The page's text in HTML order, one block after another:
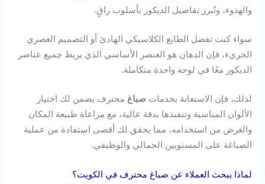
والهدوء، وتُبرز تفاصيل الديكور بأسلوب راقٍ.
سواء كنت تفضل الطابع الكلاسيكي الهادئ أو التصميم العصري
الجريء، فإن الدهان هو العنصر الأساسي الذي يربط جميع عناصر
الديكور معًا في لوحة واحدة متكاملة.
لذلك، فإن الاستعانة بخدمات صباغ محترف يضمن لك اختيار
الألوان المناسبة وتنفيذها بدقة عالية، مع مراعاة طبيعة المكان
والغرض من استخدامه، مما يحقق لك أقصى استفادة من عملية
الصباغة على المستويين الجمالي والوظيفي.
لماذا يبحث العملاء عن صباغ محترف في الكويت؟